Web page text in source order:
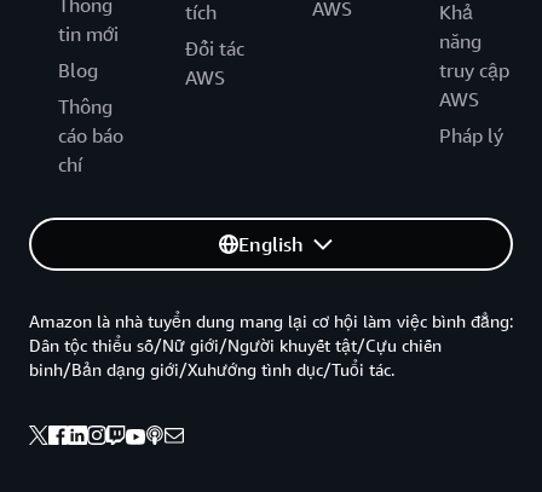
Thông
tin mới
Blog
Thông
cáo báo
chí
tích
Đối tác
AWS
AWS
Khả
năng
truy cập
AWS
Pháp lý
English
Amazon là nhà tuyển dung mang lại cơ hội làm việc bình đẳng:
Dân tộc thiểu số/Nữ giới/Người khuyết tật/Cựu chiến
binh/Bản dạng giới/Xuhướng tình dục/Tuổi tác.